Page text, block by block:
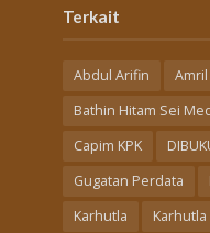
Terkait
Abdul Arifin
Bathin Hitam Sei
Capim KPK
Gugatan Perdata
Karhutla
Karhutla